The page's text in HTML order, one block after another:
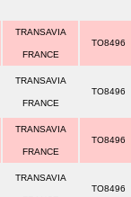
TRANSAVIA
FRANCE
TO8496
TRANSAVIA
FRANCE
TO8496
TRANSAVIA
FRANCE
TO8496
TRANSAVIA
TO8496